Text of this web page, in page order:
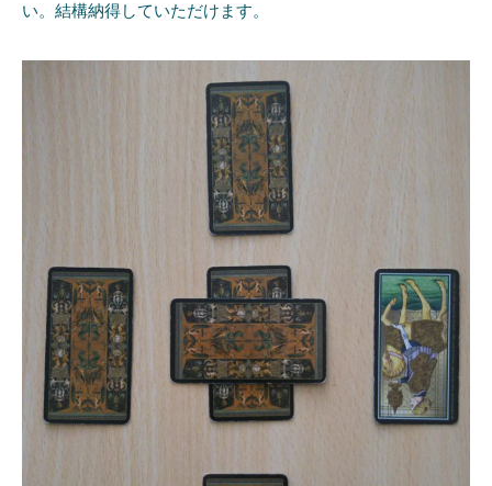
い。結構納得していただけます。